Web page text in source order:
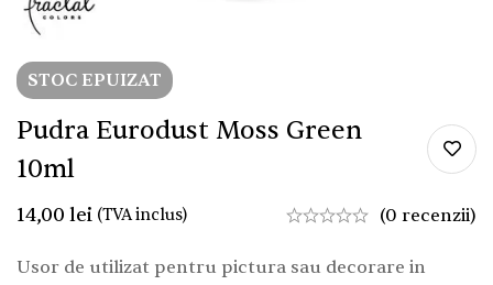
STOC EPUIZAT
Pudra Eurodust Moss Green
10ml
14,00 lei (TVA inclus) (0 recenzii)
Usor de utilizat pentru pictura sau decorare in